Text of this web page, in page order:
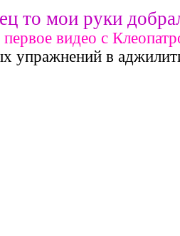
то мои руки
видео с
упражнений в